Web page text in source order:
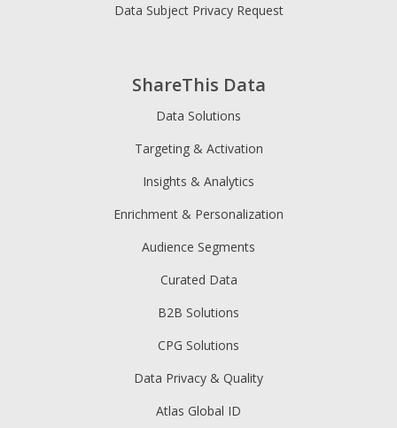
ShareThis Data
Data Solutions
Targeting & Activation
Insights & Analytics
Enrichment & Personalization
Audience Segments
Curated Data
B2B Solutions
CPG Solutions
Data Privacy & Quality
Atlas Global ID
Data Subject Privacy Request